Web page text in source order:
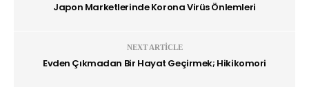
Japon Marketlerinde Korona Virüs Önlemleri
NEXT ARTICLE
Evden Çıkmadan Bir Hayat Geçirmek; Hikikomori